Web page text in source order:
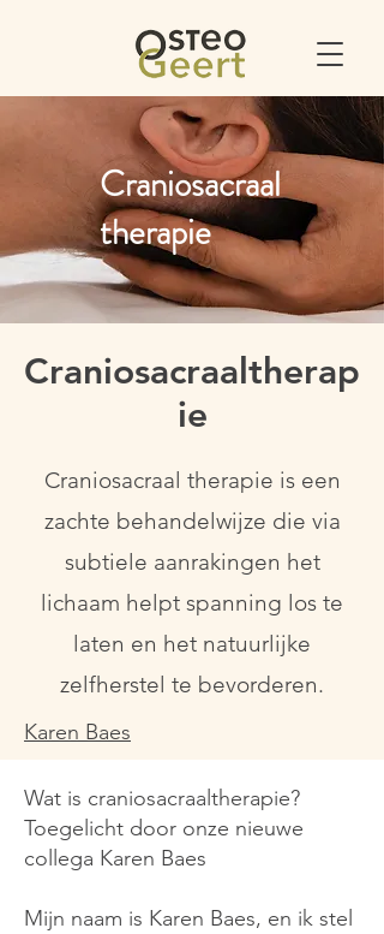
Craniosacraal
therapie
Craniosacraaltherap
ie
Craniosacraal therapie is een
zachte behandelwijze die via
subtiele aanrakingen het
lichaam helpt spanning los te
laten en het natuurlijke
zelfherstel te bevorderen.
Karen Baes
Wat is craniosacraaltherapie?
Toegelicht door onze nieuwe
collega Karen Baes
Mijn naam is Karen Baes, en ik stel